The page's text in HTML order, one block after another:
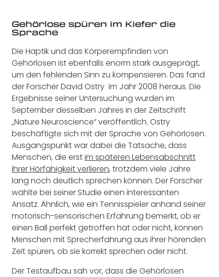
Gehörlose spüren im Kiefer die
Sprache
Die Haptik und das Körperempfinden von
Gehörlosen ist ebenfalls enorm stark ausgeprägt,
um den fehlenden Sinn zu kompensieren. Das fand
der Forscher David Ostry im Jahr 2008 heraus. Die
Ergebnisse seiner Untersuchung wurden im
September desselben Jahres in der Zeitschrift
„Nature Neuroscience“ veröffentlich. Ostry
beschäftigte sich mit der Sprache von Gehörlosen.
Ausgangspunkt war dabei die Tatsache, dass
Menschen, die erstim späteren Lebensabschnitt
ihrer Hörfähigkeit verlieren, trotzdem viele Jahre
lang noch deutlich sprechen können. Der Forscher
wählte bei seiner Studie einen interessanten
Ansatz. Ähnlich, wie ein Tennisspieler anhand seiner
motorisch-sensorischen Erfahrung bemerkt, ob er
einen Ball perfekt getroffen hat oder nicht, können
Menschen mit Sprecherfahrung aus ihrer hörenden
Zeit spüren, ob sie korrekt sprechen oder nicht.
Der Testaufbau sah vor, dass die Gehörlosen